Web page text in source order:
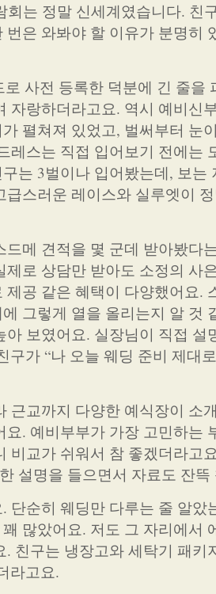
회는 정말 신세계였습니다. 친
은 와봐야 할 이유가 분명히
사전 등록한 덕분에 긴 줄을
자랑하더라고요. 역시 예비신
펼쳐져 있었고, 벌써부터 눈
레스는 직접 입어보기 전에는
는 3벌이나 입어봤는데, 보는
스러운 레이스와 실루엣이
메 견적을 몇 군데 받아봤다
로 상담만 받아도 소정의 사
공 같은 혜택이 다양했어요.
그렇게 열을 올리는지 알 것
보였어요. 실장님이 직접 설
가 “나 오늘 웨딩 준비 제대
근교까지 다양한 예식장이 소
. 예비부부가 가장 고민하는
교가 쉬워서 참 좋겠더라고
설명을 들으면서 자료도 잔뜩
단순히 웨딩만 다루는 줄 알았
많았어요. 저도 그 자리에서
친구는 냉장고와 세탁기 패키
라고요.